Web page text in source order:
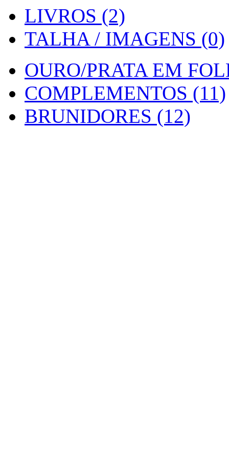
LIVROS (2)
TALHA / IMAGENS (0)
OURO/PRATA EM
COMPLEMENTOS (11)
BRUNIDORES (12)